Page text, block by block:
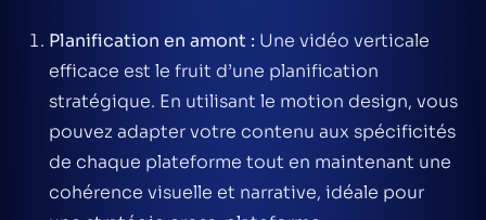
Planification en amont : Une vidéo verticale
efficace est le fruit d’une planification
stratégique. En utilisant le motion design, vous
pouvez adapter votre contenu aux spécificités
de chaque plateforme tout en maintenant une
cohérence visuelle et narrative, idéale pour